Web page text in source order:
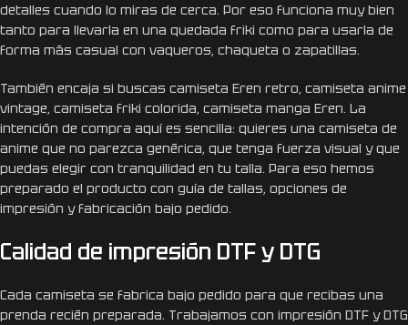
detalles cuando lo miras de cerca. Por eso funciona muy bien
tanto para llevarla en una quedada friki como para usarla de
forma más casual con vaqueros, chaqueta o zapatillas.
También encaja si buscas camiseta Eren retro, camiseta anime
vintage, camiseta friki colorida, camiseta manga Eren. La
intención de compra aquí es sencilla: quieres una camiseta de
anime que no parezca genérica, que tenga fuerza visual y que
puedas elegir con tranquilidad en tu talla. Para eso hemos
preparado el producto con guía de tallas, opciones de
impresión y fabricación bajo pedido.
Calidad de impresión DTF y DTG
Cada camiseta se fabrica bajo pedido para que recibas una
prenda recién preparada. Trabajamos con impresión DTF y DTG